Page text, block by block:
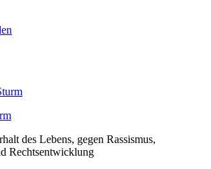
des Lebens, gegen Rassismus,
Rechtsentwicklung